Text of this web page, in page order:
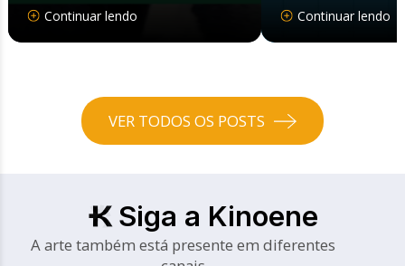
Continuar lendo Continuar lendo
VER TODOS OS POSTS
Siga a Kinoene
A arte também está presente em diferentes